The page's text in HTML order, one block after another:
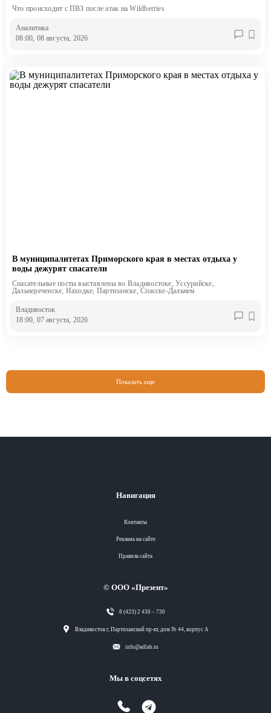
Что происходит с ПВЗ после атак на Wildberries
Аналитика
08:00, 08 августа, 2026
В муниципалитетах Приморского края в местах отдыха у
воды дежурят спасатели
Спасательные посты выставлены во Владивостоке, Уссурийске,
Дальнереченске, Находке, Партизанске, Спасске-Дальнем
Владивосток
18:00, 07 августа, 2026
Показать еще
Навигация
Контакты
Реклама на сайте
Правила сайта
© ООО «Презент»
8 (423) 2 430 – 730
Владивосток г, Партизанский пр-кт, дом № 44, корпус А
info@adlab.ru
Мы в соцсетях